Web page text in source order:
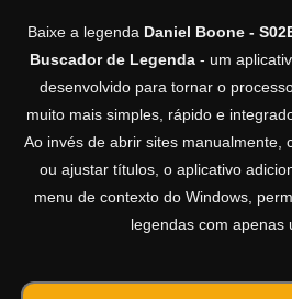
Baixe a legenda Daniel Boone -
Buscador de Legenda - um
desenvolvido para tornar o
muito mais simples, rápido e
Ao invés de abrir sites manualmente,
ou ajustar títulos, o aplicativo
menu de contexto do Windows,
legendas com apenas